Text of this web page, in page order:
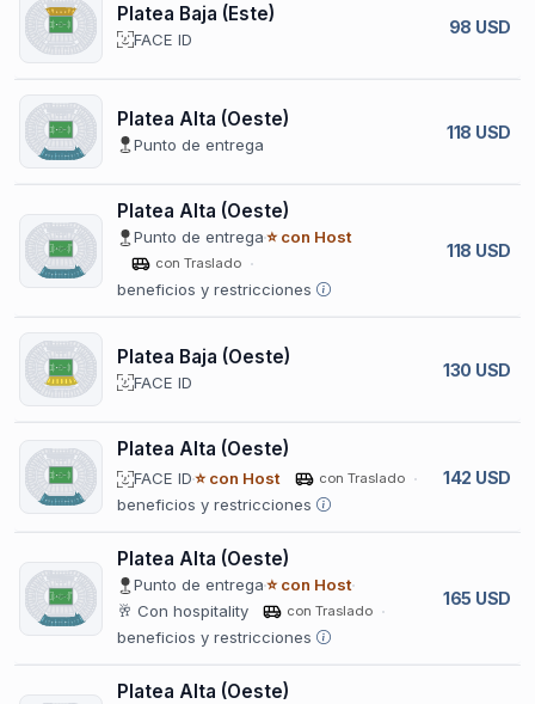
Platea Baja (Este)
FACE ID
98 USD
Platea Alta (Oeste)
Punto de entrega
118 USD
Platea Alta (Oeste)
Punto de entrega⭐ con Host
con Traslado
beneficios y restricciones
118 USD
Platea Baja (Oeste)
FACE ID
130 USD
Platea Alta (Oeste)
FACE ID⭐ con Host con Traslado
beneficios y restricciones
142 USD
Platea Alta (Oeste)
Punto de entrega⭐ con Host
🥂 Con hospitality
con Traslado
beneficios y restricciones
165 USD
Platea Alta (Oeste)